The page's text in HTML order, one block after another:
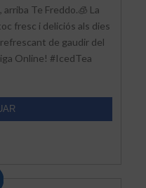
Te Freddo.🧊 La
fresc i deliciós als dies
de gaudir del
Online! #IcedTea